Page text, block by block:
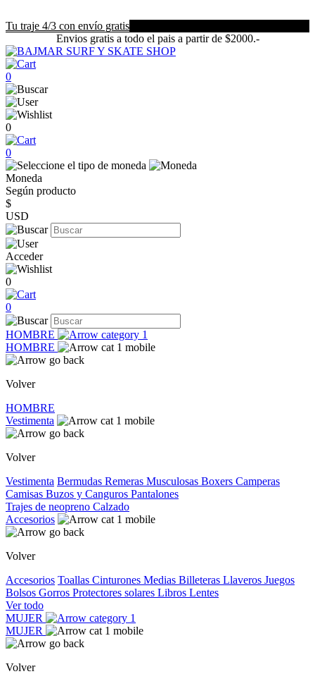
Tu traje 4/3 con envío gratis
Envios gratis a todo el pais a partir de $2000.-
0
0
0
Moneda
Según producto
$
USD
Acceder
0
0
HOMBRE
HOMBRE
Volver
HOMBRE
Vestimenta
Volver
Vestimenta Bermudas Remeras Musculosas Boxers Camperas
Camisas Buzos y Canguros Pantalones
Trajes de neopreno Calzado
Accesorios
Volver
Accesorios Toallas Cinturones Medias Billeteras Llaveros Juegos
Bolsos Gorros Protectores solares Libros Lentes
Ver todo
MUJER
MUJER
Volver